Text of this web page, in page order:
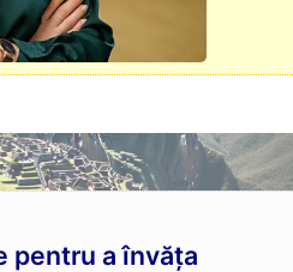
pentru a învăța